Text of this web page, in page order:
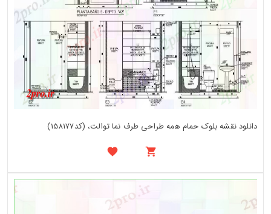
دانلود نقشه بلوک حمام همه طراحی طرف نما توالت، (کد158177)